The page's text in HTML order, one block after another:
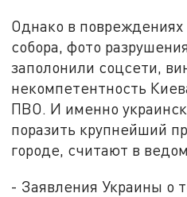
Однако в
собора, фото
заполонили соцсети,
некомпетентность
ПВО. И именно
поразить крупнейший
городе, считают в
- Заявления Украины о